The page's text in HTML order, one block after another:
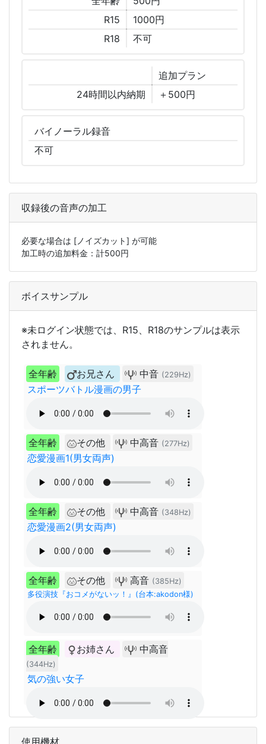
R15
1000円
R18
不可
追加プラン
24時間以内納期
＋500円
バイノーラル録音
不可
収録後の音声の加工
必要な場合は [ノイズカット] が可能
加工時の追加料金：計500円
ボイスサンプル
※未ログイン状態では、R15、R18のサンプルは表示
されません。
全年齢 お兄さん 中音 (229Hz)
スポーツバトル漫画の男子
全年齢 その他 中高音 (277Hz)
恋愛漫画1(男女両声)
全年齢 その他 中高音 (348Hz)
恋愛漫画2(男女両声)
全年齢 その他 高音 (385Hz)
多役演技『おコメがないッ！』(台本:akodon様)
全年齢 お姉さん 中高音
(344Hz)
気の強い女子